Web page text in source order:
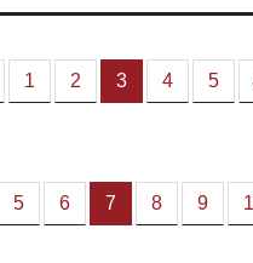
1 2 3
（こ
ジ）
4 5
5 6 7
（こ
8 9